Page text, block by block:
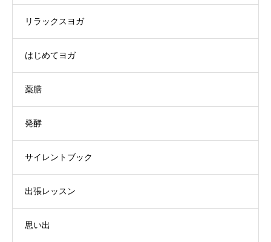
リラックスヨガ
はじめてヨガ
薬膳
発酵
サイレントブック
出張レッスン
思い出